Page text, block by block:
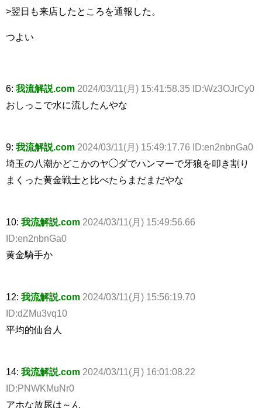
>翌日も来店したところを通報した。
つよい
6: 我流解説.com 2024/03/11(月) 15:41:58.35 ID:Wz3OJrCy0
おしっこで水に流したんやな
9: 我流解説.com 2024/03/11(月) 15:49:17.76 ID:en2nbnGa0
埼玉の八潮かどこかのヤ◯ダでハンマーで牙狼を叩き割り
まくった黄金戦士と比べたらまだまだやな
10: 我流解説.com 2024/03/11(月) 15:49:56.66
ID:en2nbnGa0
黄金騎手か
12: 我流解説.com 2024/03/11(月) 15:56:19.70
ID:dZMu3vq10
平均的仙台人
14: 我流解説.com 2024/03/11(月) 16:01:08.22
ID:PNWKMuNr0
アホな放尿は～ん